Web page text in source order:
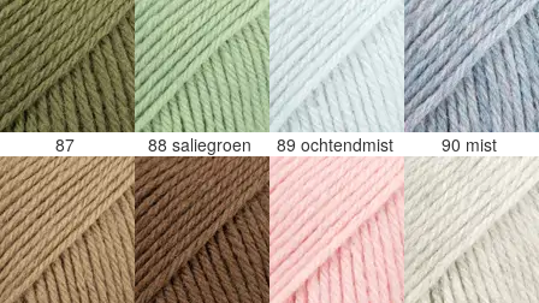
87 88 saliegroen 89 ochtendmist 90 mist